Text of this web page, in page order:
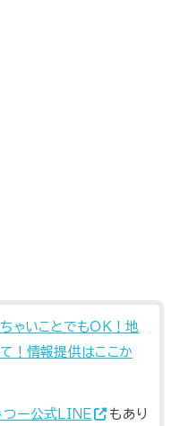
いことでもOK！地
！情報提供はここか
ー公式ＬＩＮＥ
もあり